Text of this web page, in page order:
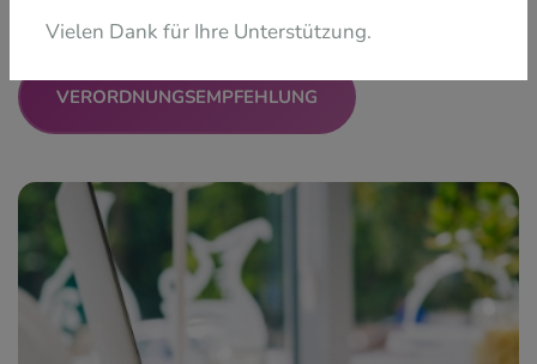
Versandverpackung an Sie aus.
VERORDNUNGSEMPFEHLUNG
Vielen Dank für Ihre Unterstützung.